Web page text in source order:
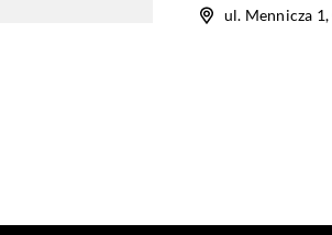
ul. Mennicza 1,